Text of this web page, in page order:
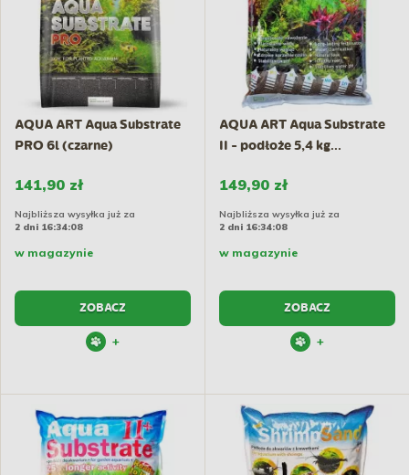
AQUA ART Aqua Substrate
PRO 6l (czarne)
141,90 zł
Najbliższa wysyłka już za
2 dni 16:34:07
w magazynie
ZOBACZ
+
AQUA ART Aqua Substrate
II - podłoże 5,4 kg...
149,90 zł
Najbliższa wysyłka już za
2 dni 16:34:07
w magazynie
ZOBACZ
+